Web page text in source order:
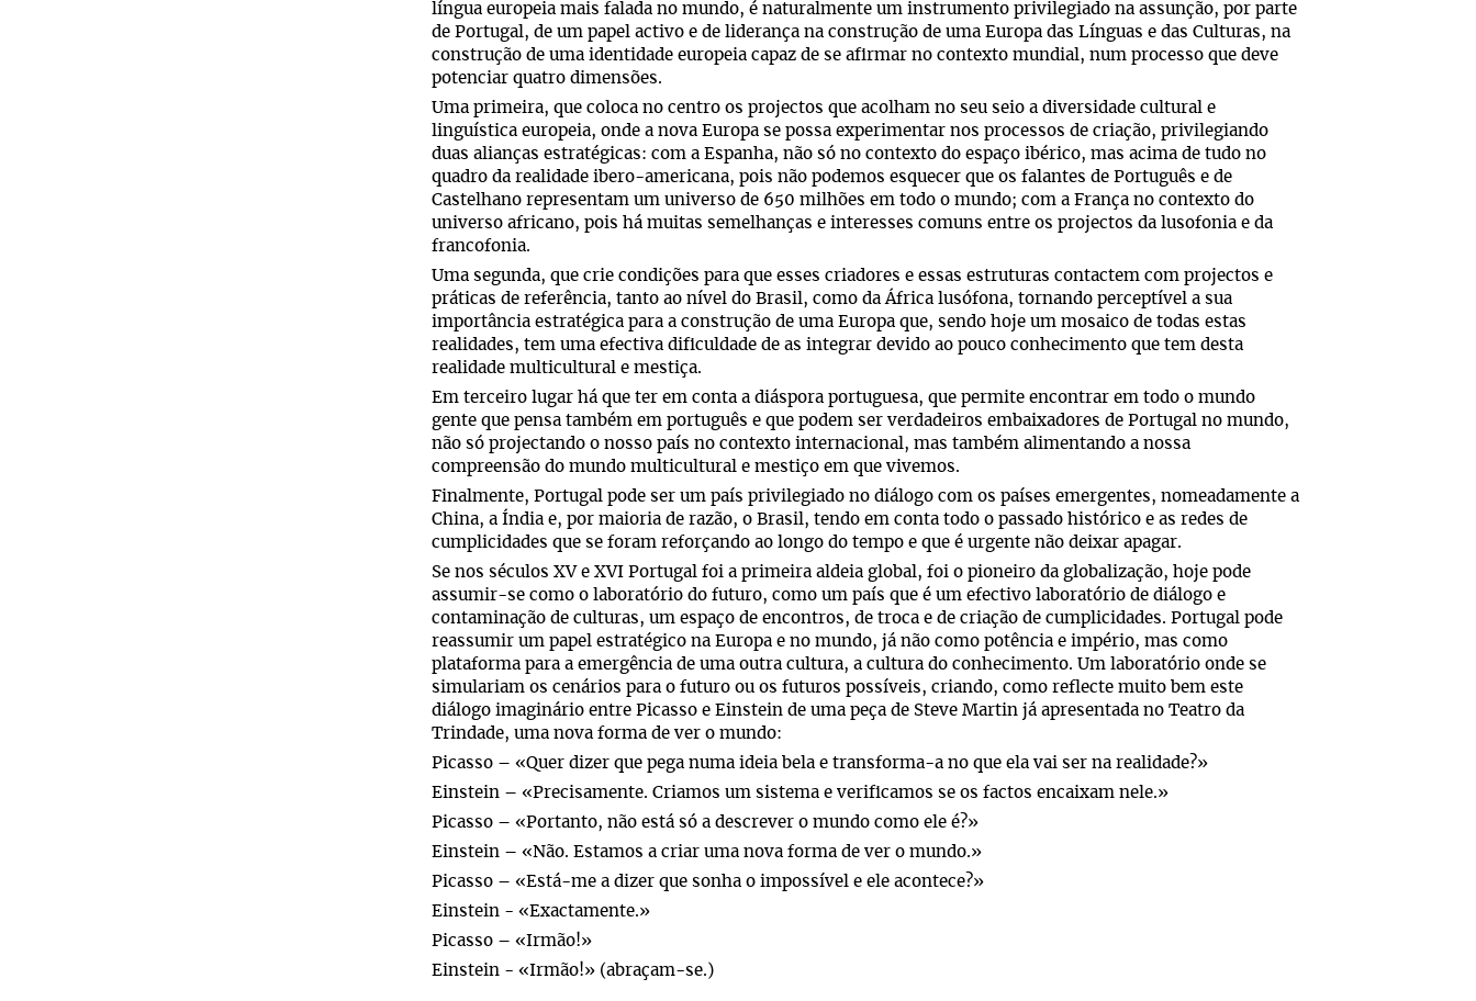
língua europeia mais falada no mundo, é naturalmente um instrumento privilegiado na assunção, por parte
de Portugal, de um papel activo e de liderança na construção de uma Europa das Línguas e das Culturas, na
construção de uma identidade europeia capaz de se afirmar no contexto mundial, num processo que deve
potenciar quatro dimensões.
Uma primeira, que coloca no centro os projectos que acolham no seu seio a diversidade cultural e
linguística europeia, onde a nova Europa se possa experimentar nos processos de criação, privilegiando
duas alianças estratégicas: com a Espanha, não só no contexto do espaço ibérico, mas acima de tudo no
quadro da realidade ibero-americana, pois não podemos esquecer que os falantes de Português e de
Castelhano representam um universo de 650 milhões em todo o mundo; com a França no contexto do
universo africano, pois há muitas semelhanças e interesses comuns entre os projectos da lusofonia e da
francofonia.
Uma segunda, que crie condições para que esses criadores e essas estruturas contactem com projectos e
práticas de referência, tanto ao nível do Brasil, como da África lusófona, tornando perceptível a sua
importância estratégica para a construção de uma Europa que, sendo hoje um mosaico de todas estas
realidades, tem uma efectiva dificuldade de as integrar devido ao pouco conhecimento que tem desta
realidade multicultural e mestiça.
Em terceiro lugar há que ter em conta a diáspora portuguesa, que permite encontrar em todo o mundo
gente que pensa também em português e que podem ser verdadeiros embaixadores de Portugal no mundo,
não só projectando o nosso país no contexto internacional, mas também alimentando a nossa
compreensão do mundo multicultural e mestiço em que vivemos.
Finalmente, Portugal pode ser um país privilegiado no diálogo com os países emergentes, nomeadamente a
China, a Índia e, por maioria de razão, o Brasil, tendo em conta todo o passado histórico e as redes de
cumplicidades que se foram reforçando ao longo do tempo e que é urgente não deixar apagar.
Se nos séculos XV e XVI Portugal foi a primeira aldeia global, foi o pioneiro da globalização, hoje pode
assumir-se como o laboratório do futuro, como um país que é um efectivo laboratório de diálogo e
contaminação de culturas, um espaço de encontros, de troca e de criação de cumplicidades. Portugal pode
reassumir um papel estratégico na Europa e no mundo, já não como potência e império, mas como
plataforma para a emergência de uma outra cultura, a cultura do conhecimento. Um laboratório onde se
simulariam os cenários para o futuro ou os futuros possíveis, criando, como reflecte muito bem este
diálogo imaginário entre Picasso e Einstein de uma peça de Steve Martin já apresentada no Teatro da
Trindade, uma nova forma de ver o mundo:
Picasso – «Quer dizer que pega numa ideia bela e transforma-a no que ela vai ser na realidade?»
Einstein – «Precisamente. Criamos um sistema e verificamos se os factos encaixam nele.»
Picasso – «Portanto, não está só a descrever o mundo como ele é?»
Einstein – «Não. Estamos a criar uma nova forma de ver o mundo.»
Picasso – «Está-me a dizer que sonha o impossível e ele acontece?»
Einstein - «Exactamente.»
Picasso – «Irmão!»
Einstein - «Irmão!» (abraçam-se.)